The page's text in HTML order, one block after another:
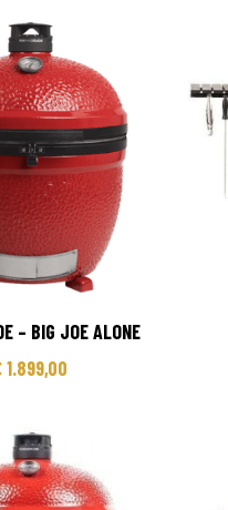
– BIG JOE ALONE
1.899,00